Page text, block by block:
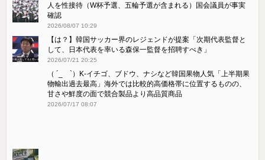
人を性接待（W杯予選、五輪予選が含まれる）国会議員が事実
確認
2026/08/07 10:29
【は？】韓国サッカー界のレジェンドが提案「次期代表監督と
して、日本代表を率いる森保一監督を招聘すべき」
2026/07/21 20:25
（ ´_ゝ`）K-イチゴ、ブドウ、ナシなど韓国果物人気「上半期果
物輸出過去最高」海外では比較的高価格帯に位置するものの、
甘さや鮮度の面で競合製品より高品質商品
2026/07/17 08:07